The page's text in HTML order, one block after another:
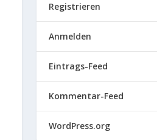
Registrieren
Anmelden
Eintrags-Feed
Kommentar-Feed
WordPress.org